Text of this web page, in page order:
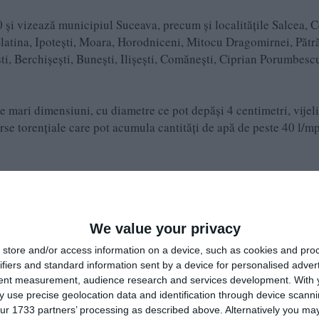
We value your privacy
store and/or access information on a device, such as cookies and
and standard information sent by a device for personalised
measurement, audience research and services development. With
use precise geolocation data and identification through device
1733 partners’ processing as described above. Alternatively you
vizează municipiul Suceava, precum și localitățile Salcea,
Ipotești, Moara, Horodniceni, Mitocu Dragomirnei,
Berchișești, Bunești, Ilișești, Comănești, Ciprian
dimensiuni, cu diametre ce pot depăși 4 centimetri,
torențiale care pot acumula cantități de apă de peste 40 l/
în intervalul avertizat, să se adăpostească în locuri sigure și
ce pot fi doborâte de vântul puternic.
atenționări cod galben și una cod portocaliu de averse